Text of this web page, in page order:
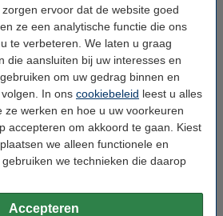
ervoor dat de website goed
ze een analytische functie die ons
te verbeteren. We laten u graag
die aansluiten bij uw interesses en
om uw gedrag binnen en
In ons cookiebeleid leest u alles
ze werken en hoe u uw voorkeuren
accepteren om akkoord te gaan. Kiest
we alleen functionele en
we technieken die daarop
Accepteren
Kastverfrisser Morgenfris
Poeder Color (500 gram)
producten